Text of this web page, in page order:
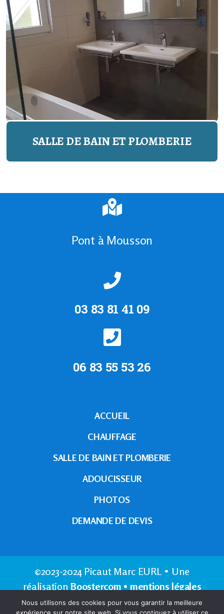
SALLE DE BAIN ET PLOMBERIE
Pont à Mousson
03 83 81 41 09
06 83 55 53 26
ACCUEIL
CHAUFFAGE
SALLE DE BAIN ET PLOMBERIE
ADOUCISSEUR
PHOTOS
DEMANDE DE DEVIS
©2023-2024 Picaut Marc EURL • Une
réalisationBoostercom • mentions légales
Nous utilisons des cookies pour vous garantir la meilleure